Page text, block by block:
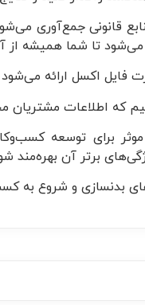
قانونی جمع‌آوری
تا شما همیشه از
برای توسعه
برتر آن بهره‌مند
و شروع به